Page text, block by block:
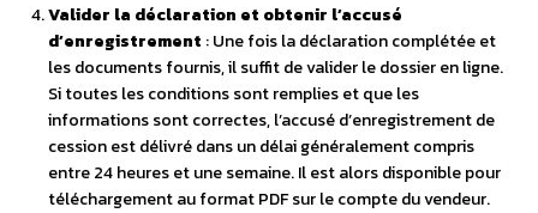
Valider la déclaration et obtenir l’accusé
d’enregistrement : Une fois la déclaration complétée et
les documents fournis, il suffit de valider le dossier en ligne.
Si toutes les conditions sont remplies et que les
informations sont correctes, l’accusé d’enregistrement de
cession est délivré dans un délai généralement compris
entre 24 heures et une semaine. Il est alors disponible pour
téléchargement au format PDF sur le compte du vendeur.